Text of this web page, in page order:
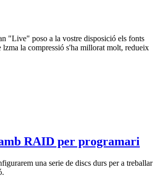
"Live" poso a la vostre disposició els fonts
la compressió s'ha millorat molt, redueix
RAID per programari
una serie de discs durs per a treballar